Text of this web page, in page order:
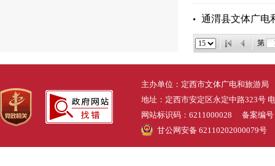
通渭县文体广电
第
主办单位：定西市文体广电和旅游局
地址：定西市安定区永定中路323号
网站标识码：6211000028 备案编号
甘公网安备 62110202000079号